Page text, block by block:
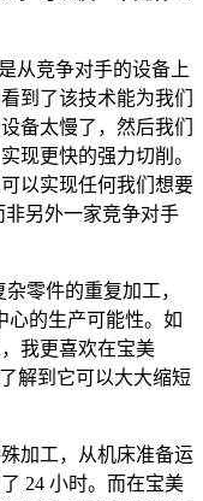
从竞争对手的设备上
到了该技术能为我们
备太慢了，然后我们
现更快的强力切削。
以实现任何我们想要
另外一家竞争对手
零件的重复加工，
心的生产可能性。如
我更喜欢在宝美
解到它可以大大缩短
加工，从机床准备运
24 小时。而在宝美